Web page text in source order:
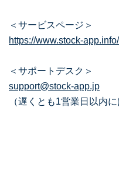
＜サービスページ＞
https://www.stock-app.info/
＜サポートデスク＞
support@stock-app.jp
（遅くとも1営業日以内